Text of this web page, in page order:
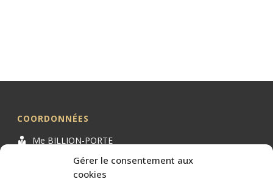
Gérer le consentement aux
cookies
COORDONNÉES
Me BILLION-PORTE
Cabinet BILLION-PORTE
1 Avenue de la Gaillarde